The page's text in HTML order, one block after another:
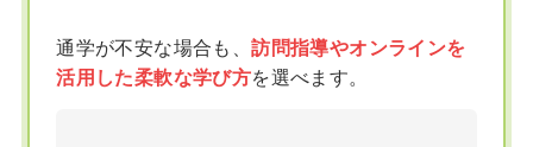
通学が不安な場合も、訪問指導やオンラインを
活用した柔軟な学び方を選べます。